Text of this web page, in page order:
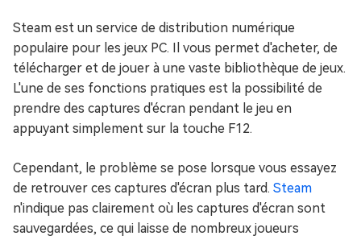
Steam est un service de distribution numérique
populaire pour les jeux PC. Il vous permet d'acheter, de
télécharger et de jouer à une vaste bibliothèque de jeux.
L'une de ses fonctions pratiques est la possibilité de
prendre des captures d'écran pendant le jeu en
appuyant simplement sur la touche F12.
Cependant, le problème se pose lorsque vous essayez
de retrouver ces captures d'écran plus tard. Steam
n'indique pas clairement où les captures d'écran sont
sauvegardées, ce qui laisse de nombreux joueurs